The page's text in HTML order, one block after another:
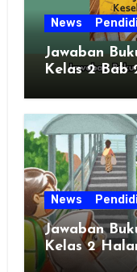
News
Jawaban
Kelas 2 Bab
News
Jawaban
Kelas 2